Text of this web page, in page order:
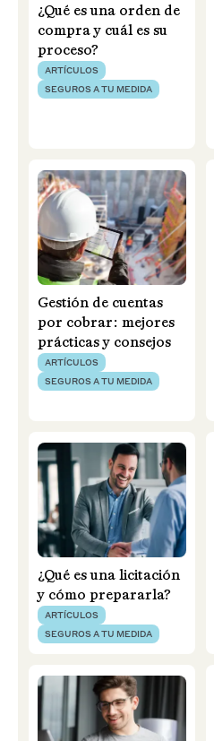
¿Qué es una orden de
compra y cuál es su
proceso?
ARTÍCULOS
SEGUROS A TU MEDIDA
Gestión de cuentas
por cobrar: mejores
prácticas y consejos
ARTÍCULOS
SEGUROS A TU MEDIDA
¿Qué es una licitación
y cómo prepararla?
ARTÍCULOS
SEGUROS A TU MEDIDA